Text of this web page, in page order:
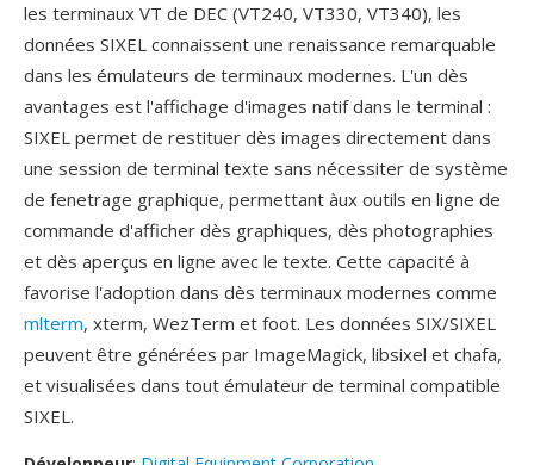
les terminaux VT de DEC (VT240, VT330, VT340), les
données SIXEL connaissent une renaissance remarquable
dans les émulateurs de terminaux modernes. L'un dès
avantages est l'affichage d'images natif dans le terminal :
SIXEL permet de restituer dès images directement dans
une session de terminal texte sans nécessiter de système
de fenetrage graphique, permettant àux outils en ligne de
commande d'afficher dès graphiques, dès photographies
et dès aperçus en ligne avec le texte. Cette capacité à
favorise l'adoption dans dès terminaux modernes comme
mlterm, xterm, WezTerm et foot. Les données SIX/SIXEL
peuvent être générées par ImageMagick, libsixel et chafa,
et visualisées dans tout émulateur de terminal compatible
SIXEL.